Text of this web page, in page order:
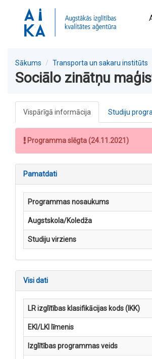
Sākums Transporta un sakaru institūts
Sociālo zinātņu
Vispārīgā informācija Studiju
Programma slēgta (24.11.2021)
Pamatdati
Programmas nosaukums
Augstskola/Koledža
Studiju virziens
Visi dati
LR izglītības klasifikācijas kods (IKK)
EKI/LKI līmenis
Izglītības programmas veids